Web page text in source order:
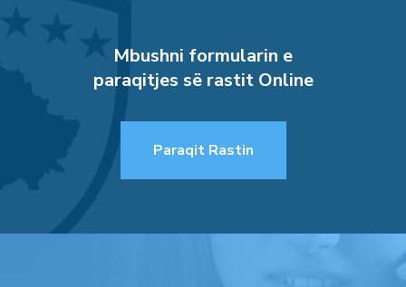
Mbushni formularin e
paraqitjes së rastit Online
Paraqit Rastin